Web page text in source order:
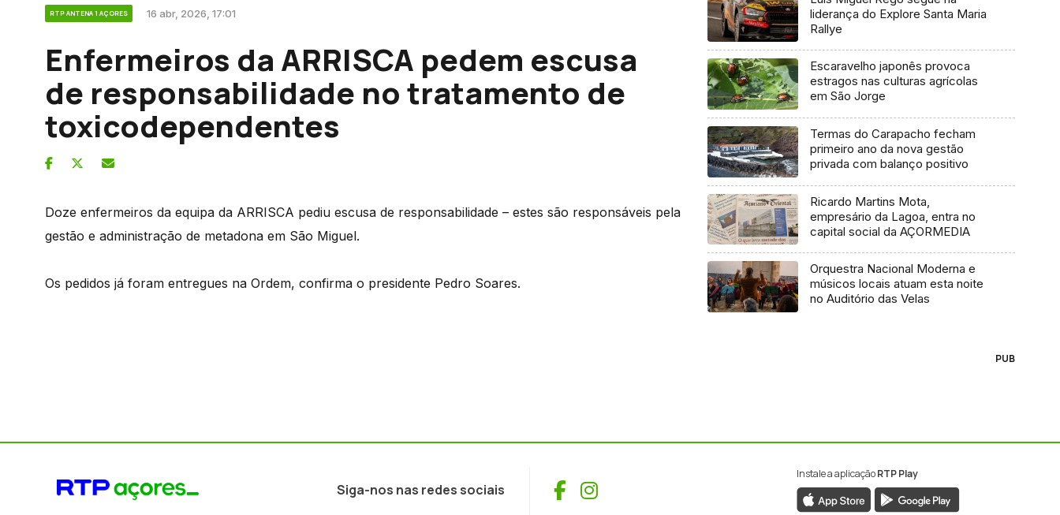
RTP ANTENA 1 AÇORES 16 abr, 2026, 17:01
Enfermeiros da ARRISCA pedem escusa
de responsabilidade no tratamento de
toxicodependentes
Doze enfermeiros da equipa da ARRISCA pediu escusa de responsabilidade – estes são responsáveis pela
gestão e administração de metadona em São Miguel.
Os pedidos já foram entregues na Ordem, confirma o presidente Pedro Soares.
liderança do Explore Santa Maria
Rallye
Escaravelho japonês provoca
estragos nas culturas agrícolas
em São Jorge
Termas do Carapacho fecham
primeiro ano da nova gestão
privada com balanço positivo
Ricardo Martins Mota,
empresário da Lagoa, entra no
capital social da AÇORMEDIA
Orquestra Nacional Moderna e
músicos locais atuam esta noite
no Auditório das Velas
PUB
Siga-nos nas redes sociais Facebook
Instagram
Instale a aplicaçãoRTP Play